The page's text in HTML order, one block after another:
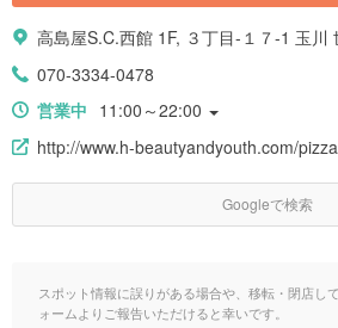
高島屋S.C.西館 1F, ３丁目-１７-1 玉川
070-3334-0478
営業中 11:00～22:00
http://www.h-beautyandyouth.com/
Googleで検索
スポット情報に誤りがある場合や、移転・閉店し
ォームよりご報告いただけると幸いです。